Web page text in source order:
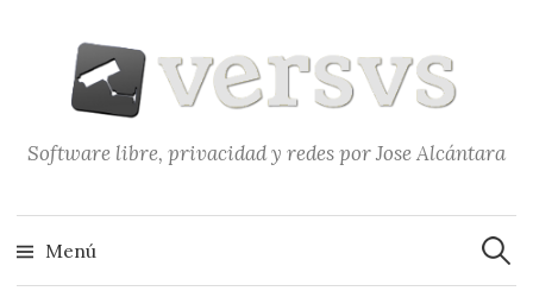
contenido
Software libre, privacidad y redes por Jose Alcántara
Menú